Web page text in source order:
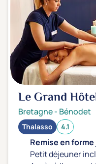
Accès à l'espace
Massage, détente,
Remise en forme
Beauté & anti-âge
Silhouette, Minceur
Gestion du stress /
Spécial dos
Prévention santé
Sport
Yoga
Le Grand
Bretagne- Bénodet
Thalasso 4.1
Remise en
Petit déjeuner